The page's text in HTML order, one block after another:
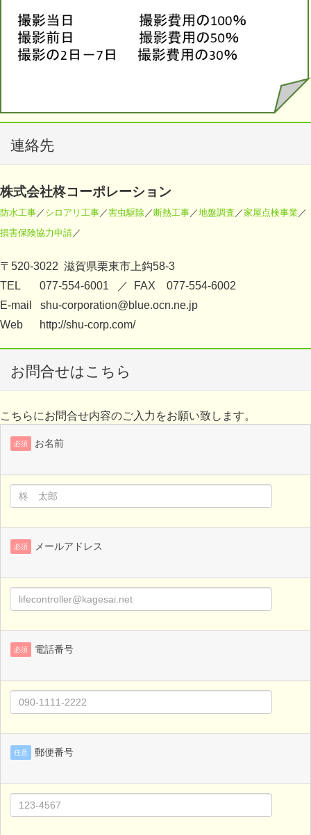
連絡先
株式会社柊コーポレーション
防水工事／ シロアリ工事／害虫駆除／ 断熱工事／地盤調査 ／家屋点検事業／
損害保険協力申請／
〒520-3022 滋賀県栗東市上鈎58-3
TEL 077-554-6001 ／ FAX 077-554-6002
E-mail shu-corporation@blue.ocn.ne.jp
Web http://shu-corp.com/
お問合せはこちら
こちらにお問合せ内容のご入力をお願い致します。
必須 お名前
必須 メールアドレス
必須 電話番号
任意 郵便番号